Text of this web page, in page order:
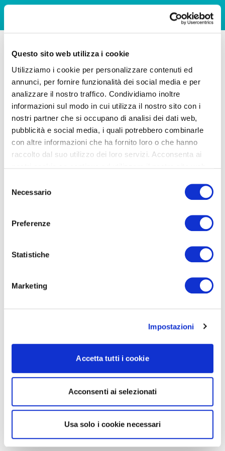
Questo sito web utilizza i cookie
Utilizziamo i cookie per personalizzare contenuti ed
annunci, per fornire funzionalità dei social media e per
analizzare il nostro traffico. Condividiamo inoltre
informazioni sul modo in cui utilizza il nostro sito con i
nostri partner che si occupano di analisi dei dati web,
pubblicità e social media, i quali potrebbero combinarle
con altre informazioni che ha fornito loro o che hanno
raccolto dal suo utilizzo dei loro servizi. Acconsenta ai
delNecessario
Preferenze
Statistiche
Marketing
Impostazioni
Accetta tutti i cookie
Acconsenti ai selezionati
Usa solo i cookie necessari